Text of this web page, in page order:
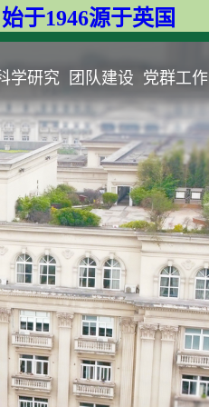
于1946源于英国
学研究 团队建设 党群工作